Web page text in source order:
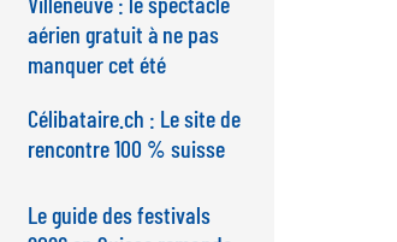
aérien gratuit à ne pas
manquer cet été
Célibataire.ch : Le site de
rencontre 100 % suisse
Le guide des festivals